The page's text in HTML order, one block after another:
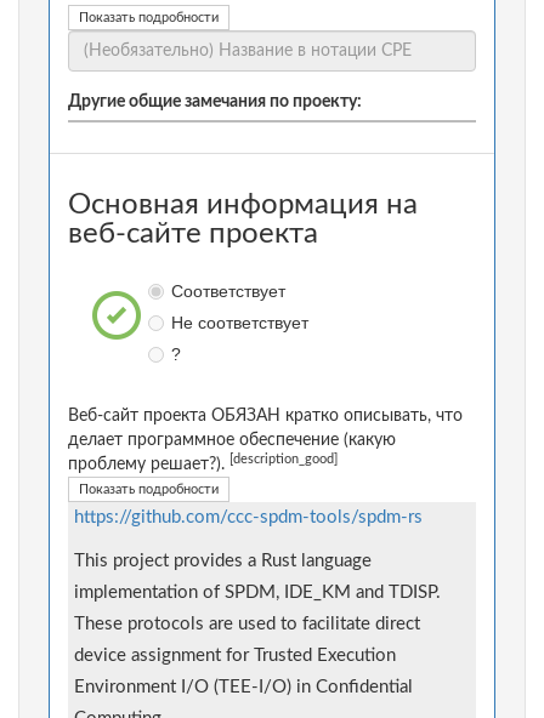
Показать подробности
Другие общие замечания по проекту:
Основная информация на
веб-сайте проекта
Соответствует
Не соответствует
?
Веб-сайт проекта ОБЯЗАН кратко описывать, что
делает программное обеспечение (какую
проблему решает?).
[description_good]
Показать подробности
https://github.com/ccc-spdm-tools/spdm-rs
This project provides a Rust language
implementation of SPDM, IDE_KM and TDISP.
These protocols are used to facilitate direct
device assignment for Trusted Execution
Environment I/O (TEE-I/O) in Confidential